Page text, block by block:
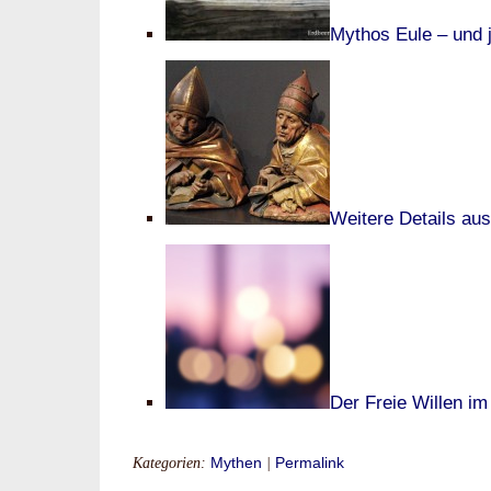
Mythos Eule – und
Weitere Details
Der Freie Willen
Kategorien: Mythen Permalink